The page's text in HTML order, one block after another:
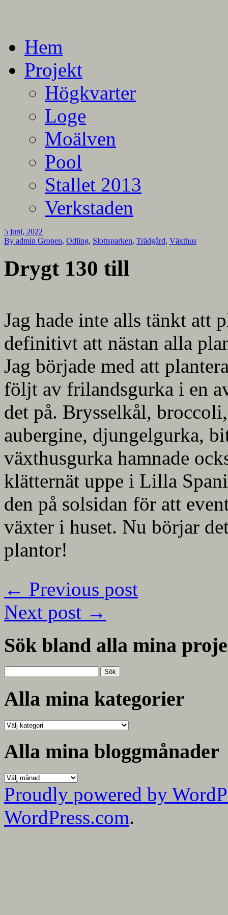
Hem
Projekt
Högkvarter
Loge
Moälven
Pool
Stallet 2013
Verkstaden
5 juni, 2022
By admin Gropen, Odling, Slottsparken, Trädgård, Växthus
Drygt 130 till
Jag hade inte alls tänkt att
definitivt att nästan alla
Jag började med att
följt av frilandsgurka i en
det på. Brysselkål,
aubergine, djungelgurka,
växthusgurka hamnade
klätternät uppe i Lilla
den på solsidan för att
växter i huset. Nu börjar
plantor!
← Previous post
Next post →
Sök bland alla mina
efter:
Alla mina kategorier
Alla
kategorier
Alla mina bloggmånader
Alla
mina
bloggmånader
Proudly powered by
WordPress.com.